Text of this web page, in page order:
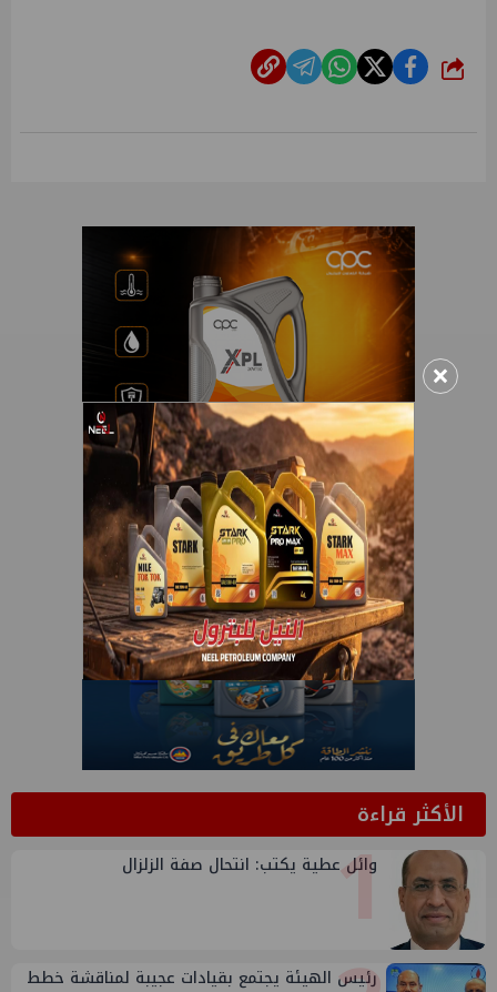
شارك
الأكثر قراءة1
وائل عطية يكتب: انتحال صفة الزلزال
رئيس الهيئة يجتمع بقيادات عجيبة لمناقشة خطط
×